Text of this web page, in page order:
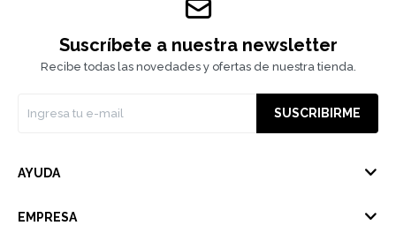
Suscríbete a nuestra newsletter
Recibe todas las novedades y ofertas de nuestra tienda.
SUSCRIBIRME
AYUDA
EMPRESA